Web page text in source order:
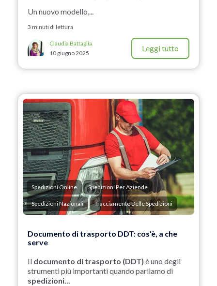
Un nuovo modello,...
3 minuti di lettura
Claudia Battaglia
10 giugno 2025
Leggi tutto
Spedizioni Online Spedizioni Per Aziende
Spedizioni Nazionali Tracciamento Delle Spedizioni
Documento di trasporto DDT: cos'è, a che
serve
Il documento di trasporto (DDT) è uno degli
strumenti più importanti quando parliamo di
spedizioni...